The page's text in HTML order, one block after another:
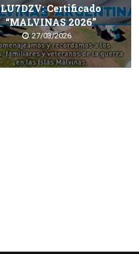
LU7DZV: Certificado
“MALVINAS 2026”
27/03/2026